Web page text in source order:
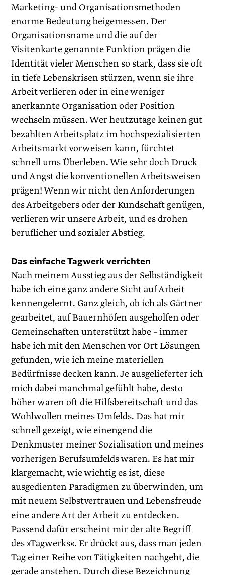
Marketing- und Organisationsmethoden
enorme Bedeutung beigemessen. Der
Organisationsname und die auf der
Visitenkarte genannte Funktion prägen die
Identität vieler Menschen so stark, dass sie oft
in tiefe Lebenskrisen stürzen, wenn sie ihre
Arbeit verlieren oder in eine weniger
anerkannte Organisation oder Position
wechseln müssen. Wer heutzutage keinen gut
bezahlten Arbeitsplatz im hochspezialisierten
Arbeitsmarkt vorweisen kann, fürchtet
schnell ums Überleben. Wie sehr doch Druck
und Angst die konventionellen Arbeitsweisen
prägen! Wenn wir nicht den Anforderungen
des Arbeitgebers oder der Kundschaft genügen,
verlieren wir unsere Arbeit, und es drohen
beruflicher und sozialer Abstieg.
Das einfache Tagwerk verrichten
Nach meinem Ausstieg aus der Selbständigkeit
habe ich eine ganz andere Sicht auf Arbeit
kennengelernt. Ganz gleich, ob ich als Gärtner
gearbeitet, auf Bauernhöfen ausgeholfen oder
Gemeinschaften unterstützt habe – immer
habe ich mit den Menschen vor Ort Lösungen
gefunden, wie ich meine materiellen
Bedürfnisse decken kann. Je ausgelieferter ich
mich dabei manchmal gefühlt habe, desto
höher waren oft die Hilfsbereitschaft und das
Wohlwollen meines Umfelds. Das hat mir
schnell gezeigt, wie einengend die
Denkmuster meiner Sozialisation und meines
vorherigen Berufsumfelds waren. Es hat mir
klargemacht, wie wichtig es ist, diese
ausgedienten Paradigmen zu überwinden, um
mit neuem Selbstvertrauen und Lebensfreude
eine andere Art der Arbeit zu entdecken.
Passend dafür erscheint mir der alte Begriff
des »Tagwerks«. Er drückt aus, dass man jeden
Tag einer Reihe von Tätigkeiten nachgeht, die
gerade anstehen. Durch diese Bezeichnung